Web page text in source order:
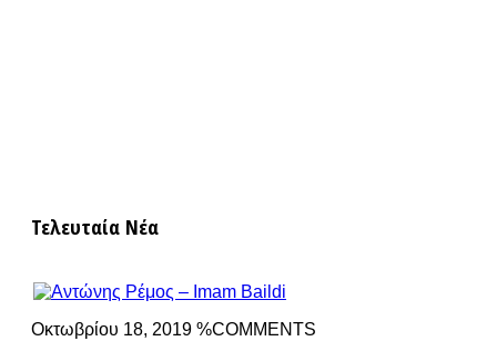
Τελευταία Νέα
Οκτωβρίου 18, 2019 %COMMENTS